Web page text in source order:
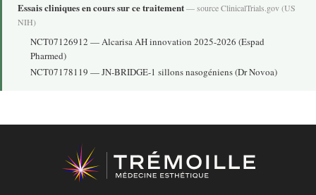
Essais cliniques en cours sur ce traitement— sourceClinicalTrials.gov(US
NIH)
NCT07126912 — Alcarisa AH innovation 2025-2026 (Espad
Pharmed)
NCT07178119 — JN-BRIDGE-1 sillons nasogéniens (Dr Novoa)